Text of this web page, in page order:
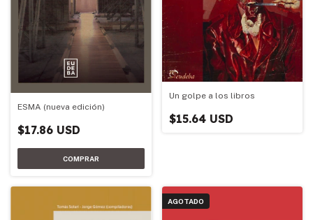
ESMA (nueva edición)
$17.86 USD
Un golpe a los libros
$15.64 USD
AGOTADO